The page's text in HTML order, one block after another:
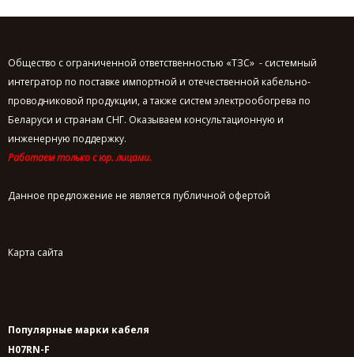
Общество с ограниченной ответственностью «ТЗС» - системный
интегратор по поставке импортной и отечественной кабельно-
проводниковой продукции, а также систем электрообогрева по
Беларуси и странам СНГ. Оказываем консультационную и
инженерную поддержку.
Работаем только с юр. лицами.
Данное предложение не является публичной офертой
Карта сайта
Популярные марки кабеля
H07RN-F